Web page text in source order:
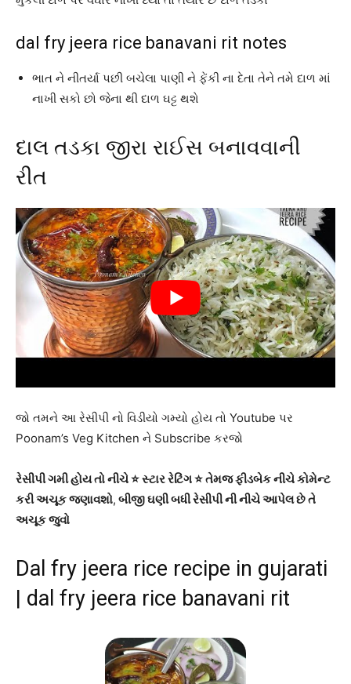
dal fry jeera rice banavani rit notes
ભાત ને નીતર્યા પછી બચેલા પાણી ને ફેંકી ના દેતા તેને તમે દાળ માં
નાખી સકો છો જેના થી દાળ ઘટ્ટ થશે
દાલ તડકા જીરા રાઈસ બનાવવાની
રીત
જો તમને આ રેસીપી નો વિડીયો ગમ્યો હોય તો Youtube પર
Poonam’s Veg Kitchen ને Subscribe કરજો
રેસીપી ગમી હોય તો નીચે ⭐ સ્ટાર રેટિંગ ⭐ તેમજ ફીડબેક નીચે કોમેન્ટ
કરી અચૂક જણાવશો, બીજી ઘણી બધી રેસીપી ની નીચે આપેલ છે તે
અચૂક જુવો
Dal fry jeera rice recipe in gujarati
| dal fry jeera rice banavani rit